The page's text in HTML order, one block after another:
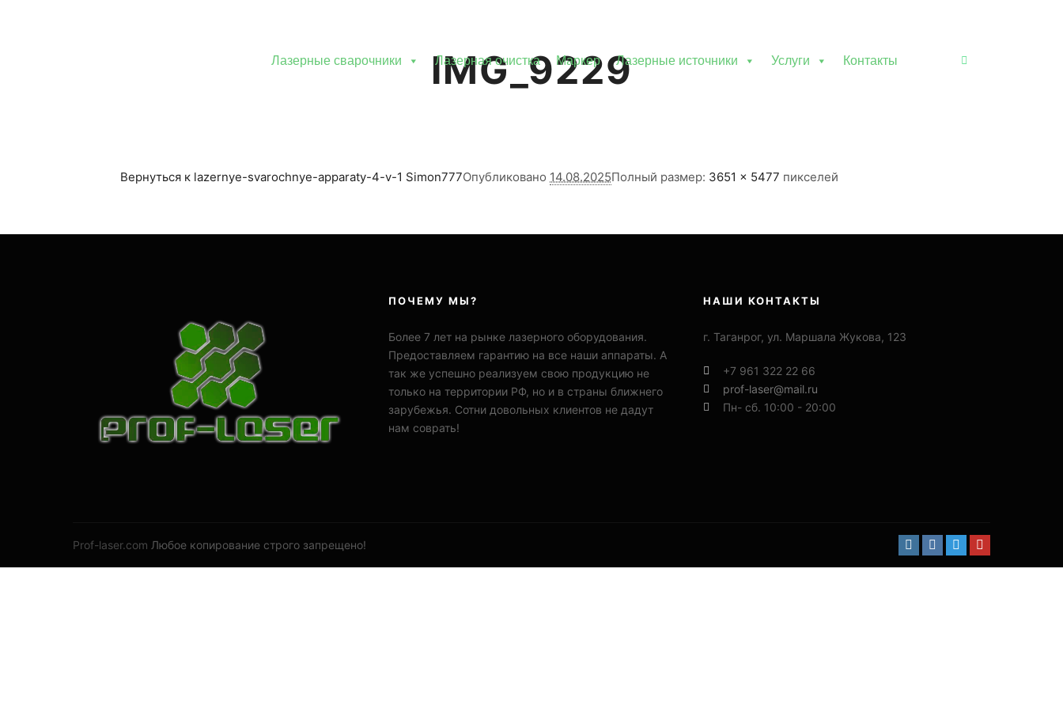
Лазерные сварочники Лазерная очистка Маркер Лазерные источники Услуги Контакты
IMG_9229
Вернуться к lazernye-svarochnye-apparaty-4-v-1 Simon777Опубликовано 14.08.2025Полный размер: 3651 × 5477 пикселей
ПОЧЕМУ МЫ?
Более 7 лет на рынке лазерного оборудования.
Предоставляем гарантию на все наши аппараты. А
так же успешно реализуем свою продукцию не
только на территории РФ, но и в страны ближнего
зарубежья. Сотни довольных клиентов не дадут
нам соврать!
НАШИ КОНТАКТЫ
г. Таганрог, ул. Маршала Жукова, 123
+7 961 322 22 66
prof-laser@mail.ru
Пн- сб. 10:00 - 20:00
Prof-laser.com Любое копирование строго запрещено!